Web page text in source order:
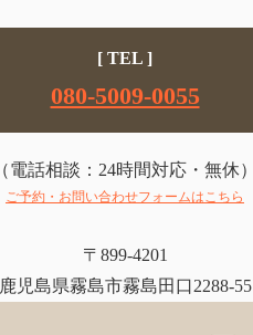
[ TEL ]
080-5009-0055
（電話相談：24時間対応・無休）
ご予約・お問い合わせフォームはこちら
〒899-4201
鹿児島県霧島市霧島田口2288-55